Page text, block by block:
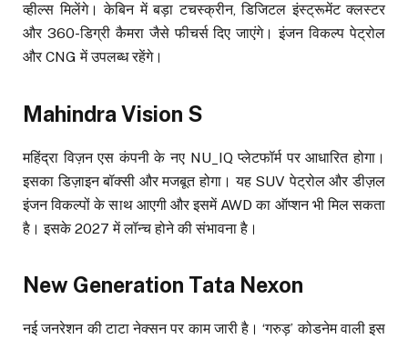
व्हील्स मिलेंगे। केबिन में बड़ा टचस्क्रीन, डिजिटल इंस्ट्रूमेंट क्लस्टर
और 360-डिग्री कैमरा जैसे फीचर्स दिए जाएंगे। इंजन विकल्प पेट्रोल
और CNG में उपलब्ध रहेंगे।
Mahindra Vision S
महिंद्रा विज़न एस कंपनी के नए NU_IQ प्लेटफॉर्म पर आधारित होगा।
इसका डिज़ाइन बॉक्सी और मजबूत होगा। यह SUV पेट्रोल और डीज़ल
इंजन विकल्पों के साथ आएगी और इसमें AWD का ऑप्शन भी मिल सकता
है। इसके 2027 में लॉन्च होने की संभावना है।
New Generation Tata Nexon
नई जनरेशन की टाटा नेक्सन पर काम जारी है। ‘गरुड़’ कोडनेम वाली इस